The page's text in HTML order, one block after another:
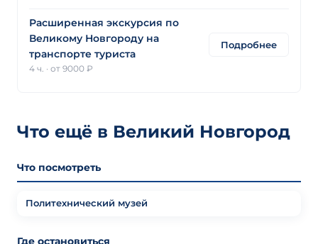
Расширенная экскурсия по
Великому Новгороду на
транспорте туриста
4 ч. · от 9000 ₽
Подробнее
Что ещё в Великий Новгород
Что посмотреть
Политехнический музей
Где остановиться